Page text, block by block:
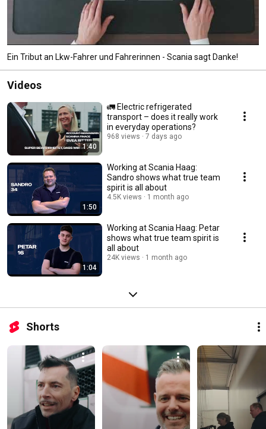
Ein Tribut an Lkw-Fahrer und Fahrerinnen - Scania sagt Danke!
Videos
1:40
🚛 Electric refrigerated
transport – does it really work
in everyday operations?
968 views 7 days ago
1:50
Working at Scania Haag:
Sandro shows what true team
spirit is all about
4.5K views 1 month ago
1:04
Working at Scania Haag: Petar
shows what true team spirit is
all about
24K views 1 month ago
Shorts